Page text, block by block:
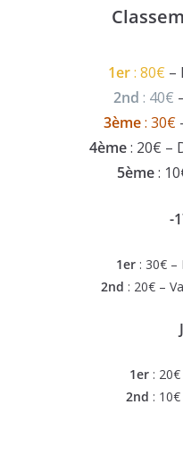
1er: 80€ –
2nd : 40€
3ème: 30€
4ème: 20€ –
5ème:
-
1er: 30€ –
2nd : 20€ –
1er :
2nd :